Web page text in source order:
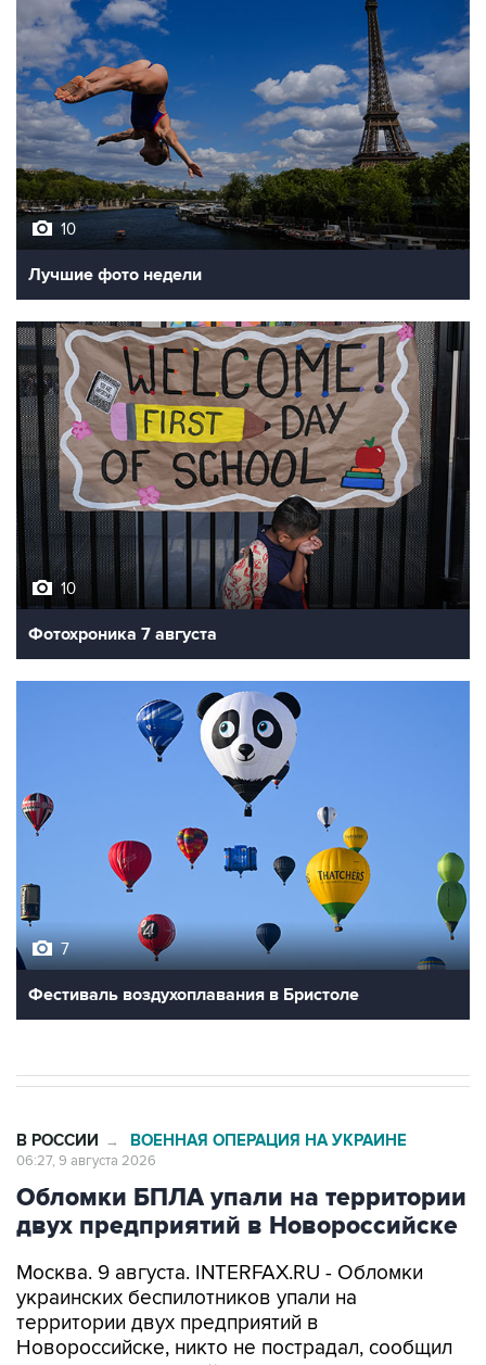
10
Лучшие фото недели
10
Фотохроника 7 августа
7
Фестиваль воздухоплавания в Бристоле
В РОССИИ → ВОЕННАЯ ОПЕРАЦИЯ НА УКРАИНЕ
06:27, 9 августа 2026
Обломки БПЛА упали на территории
двух предприятий в Новороссийске
Москва. 9 августа. INTERFAX.RU - Обломки
украинских беспилотников упали на
территории двух предприятий в
Новороссийске, никто не пострадал, сообщил